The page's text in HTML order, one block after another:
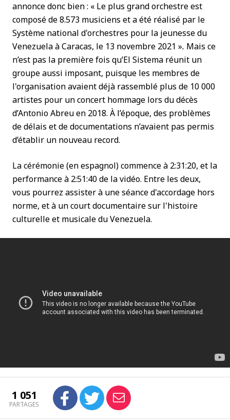
annonce donc bien : « Le plus grand orchestre est
composé de 8.573 musiciens et a été réalisé par le
Système national d'orchestres pour la jeunesse du
Venezuela à Caracas, le 13 novembre 2021 ». Mais ce
n’est pas la première fois qu’El Sistema réunit un
groupe aussi imposant, puisque les membres de
l'organisation avaient déjà rassemblé plus de 10 000
artistes pour un concert hommage lors du décès
d’Antonio Abreu en 2018. À l’époque, des problèmes
de délais et de documentations n’avaient pas permis
d’établir un nouveau record.
La cérémonie (en espagnol) commence à 2:31:20, et la
performance à 2:51:40 de la vidéo. Entre les deux,
vous pourrez assister à une séance d'accordage hors
norme, et à un court documentaire sur l'histoire
culturelle et musicale du Venezuela.
1 051
PARTAGES